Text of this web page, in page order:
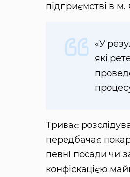
підприємстві в м.
«У
які
Триває
передбачає
певні посади чи
конфіскацією